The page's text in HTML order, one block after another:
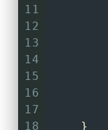
11
12
13
14
15
16
17
18
    }